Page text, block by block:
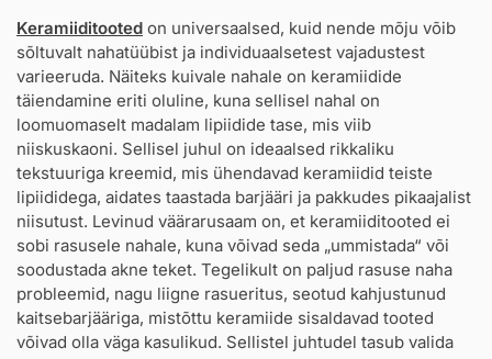
Keramiiditooted on universaalsed, kuid nende mõju võib
sõltuvalt nahatüübist ja individuaalsetest vajadustest
varieeruda. Näiteks kuivale nahale on keramiidide
täiendamine eriti oluline, kuna sellisel nahal on
loomuomaselt madalam lipiidide tase, mis viib
niiskuskaoni. Sellisel juhul on ideaalsed rikkaliku
tekstuuriga kreemid, mis ühendavad keramiidid teiste
lipiididega, aidates taastada barjääri ja pakkudes pikaajalist
niisutust. Levinud väärarusaam on, et keramiiditooted ei
sobi rasusele nahale, kuna võivad seda „ummistada“ või
soodustada akne teket. Tegelikult on paljud rasuse naha
probleemid, nagu liigne rasueritus, seotud kahjustunud
kaitsebarjääriga, mistõttu keramiide sisaldavad tooted
võivad olla väga kasulikud. Sellistel juhtudel tasub valida